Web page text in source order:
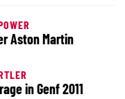
Aston Martin
in Genf 2011